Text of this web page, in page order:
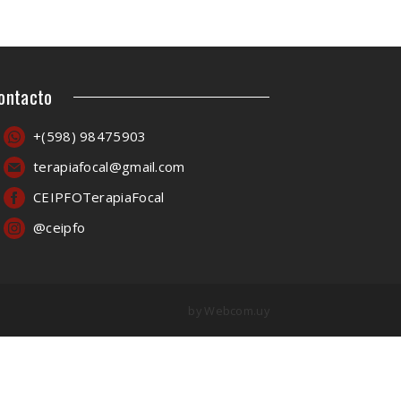
+(598) 98475903
terapiafocal@gmail.com
CEIPFOTerapiaFocal
@ceipfo
by Webcom.uy